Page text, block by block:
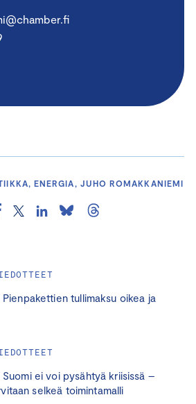
tullimaksu oikea ja
ei voi pysähtyä kriisissä –
selkeä toimintamalli
ENERGIA, JUHO ROMAKKANIEMI